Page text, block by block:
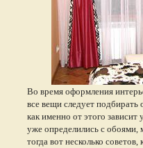
Во время оформления
все вещи следует подбирать
как именно от этого
уже определились с обоями,
тогда вот несколько